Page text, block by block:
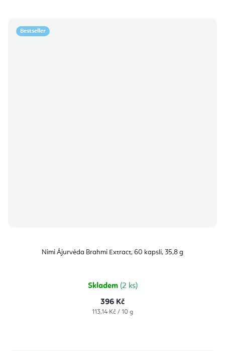
Bestseller
Nimi Ájurvéda Brahmi Extract, 60 kapslí, 35,8 g
Skladem (2 ks)
396 Kč
Měrná
113,14 Kč / 10 g